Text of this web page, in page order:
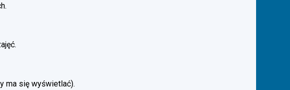
ma się wyświetlać).